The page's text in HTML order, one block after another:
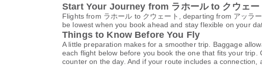
Start Your Journey from ラホール to クウェー
Flights from ラホール to クウェート, departing from アッラ
be lowest when you book ahead and stay flexible on your
Things to Know Before You Fly
A little preparation makes for a smoother trip. Baggage
each flight below before you book the one that fits your
counter on the day. And if your route includes a